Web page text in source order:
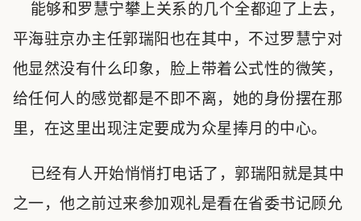
能够和罗慧宁攀上关系的几个全都迎了上去，
平海驻京办主任郭瑞阳也在其中，不过罗慧宁对
他显然没有什么印象，脸上带着公式性的微笑，
给任何人的感觉都是不即不离，她的身份摆在那
里，在这里出现注定要成为众星捧月的中心。
已经有人开始悄悄打电话了，郭瑞阳就是其中
之一，他之前过来参加观礼是看在省委书记顾允